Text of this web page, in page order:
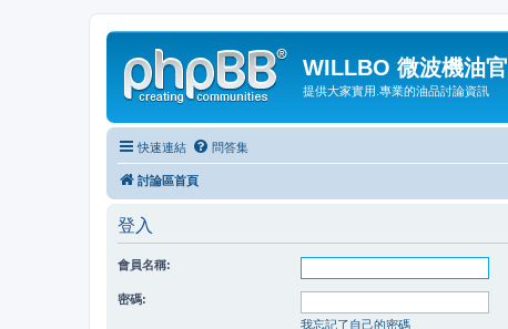
WILLBO 微波機油
提供大家實用.專業的油品討論資訊
快速連結 問答集
討論區首頁
登入
會員名稱:
密碼:
我忘記了自己的密碼